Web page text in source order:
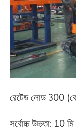
রেটেড লোড 300
সর্বোচ্চ উচ্চতা: 10 মি